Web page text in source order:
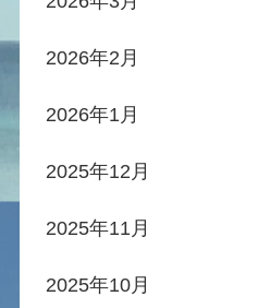
2026年2月
2026年1月
2025年12月
2025年11月
2025年10月